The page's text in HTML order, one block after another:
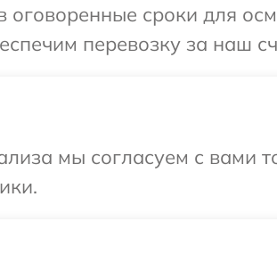
оговоренные сроки для
перевозку за наш
мы согласуем с вами